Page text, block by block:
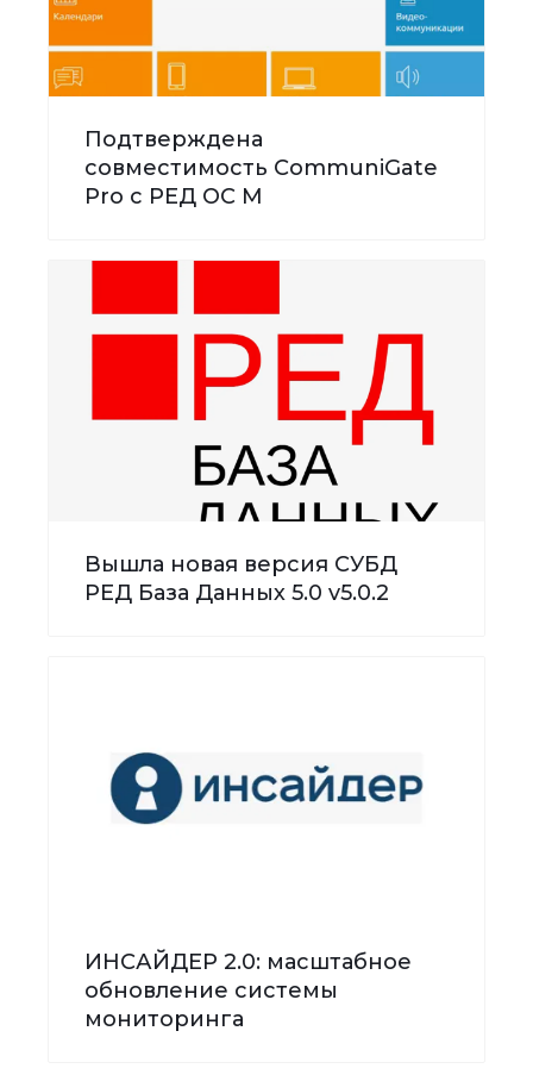
Подтверждена
совместимость CommuniGate
Pro с РЕД ОС М
Вышла новая версия СУБД
РЕД База Данных 5.0 v5.0.2
ИНСАЙДЕР 2.0: масштабное
обновление системы
мониторинга